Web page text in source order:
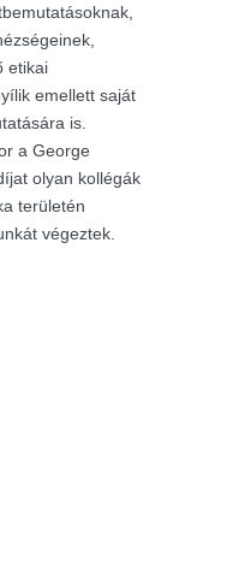
etikai
emellett saját
is.
a George
olyan kollégák
területén
végeztek.